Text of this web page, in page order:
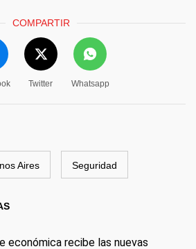
COMPARTIR
Twitter Whatsapp
Aires Seguridad
económica recibe las nuevas